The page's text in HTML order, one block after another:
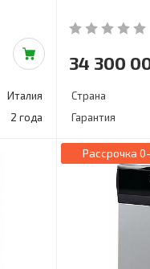
Италия
2 года
34 300
Страна
Гарантия
Рассрочка